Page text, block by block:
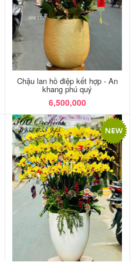
Chậu lan hồ điệp kết hợp - An
khang phú quý
6,500,000